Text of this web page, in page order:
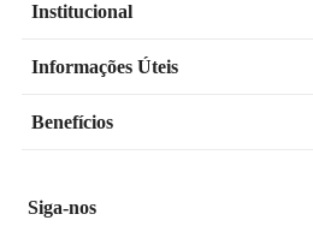
Institucional
Informações Úteis
Benefícios
Siga-nos